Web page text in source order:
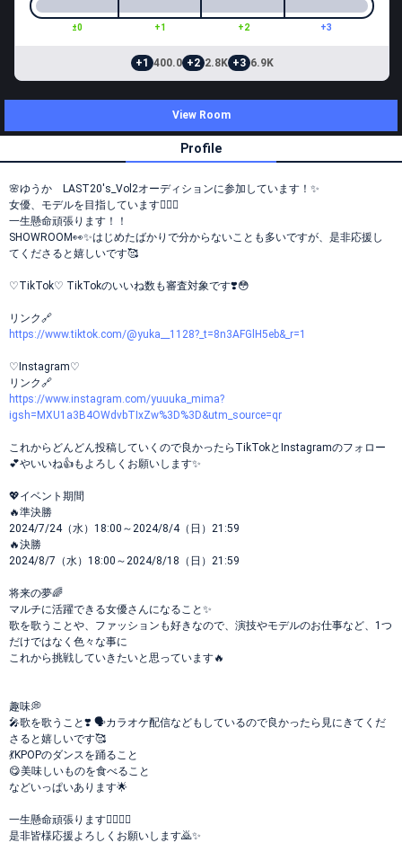
±0 +1 +2 +3
+1 400.0 +2 2.8K +3 6.9K
View Room
Profile
🌸ゆうか LAST20's_Vol2オーディションに参加しています！✨
女優、モデルを目指しています❤️‍🔥✨
一生懸命頑張ります！！
SHOWROOM👀✨はじめたばかりで分からないことも多いですが、是非応援し
てくださると嬉しいです🥰
♡TikTok♡ TikTokのいいね数も審査対象です❣️😳
リンク🔗
https://www.tiktok.com/@yuka__1128?_t=8n3AFGlH5eb&_r=1
♡Instagram♡
リンク🔗
https://www.instagram.com/yuuuka_mima?
igsh=MXU1a3B4OWdvbTIxZw%3D%3D&utm_source=qr
これからどんどん投稿していくので良かったらTikTokとInstagramのフォロー
💕やいいね👍もよろしくお願いします✨
💖イベント期間
🔥準決勝
2024/7/24（水）18:00～2024/8/4（日）21:59
🔥決勝
2024/8/7（水）18:00～2024/8/18（日）21:59
将来の夢🌈
マルチに活躍できる女優さんになること✨
歌を歌うことや、ファッションも好きなので、演技やモデルのお仕事など、1つ
だけではなく色々な事に
これから挑戦していきたいと思っています🔥
趣味💭
🎤歌を歌うこと❣️ 🗣️カラオケ配信などもしているので良かったら見にきてくだ
さると嬉しいです🥰
💃KPOPのダンスを踊ること
😋美味しいものを食べること
などいっぱいあります🌟
一生懸命頑張ります✊🏻❤️‍🔥
是非皆様応援よろしくお願いします🙇✨